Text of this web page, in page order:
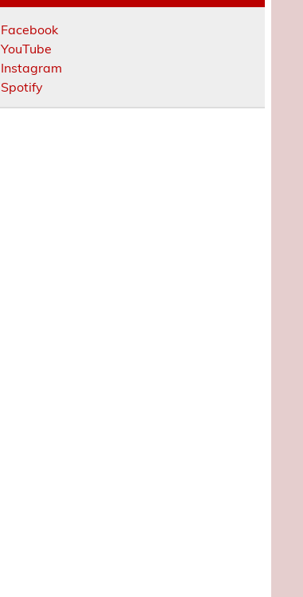
Facebook
YouTube
Instagram
Spotify